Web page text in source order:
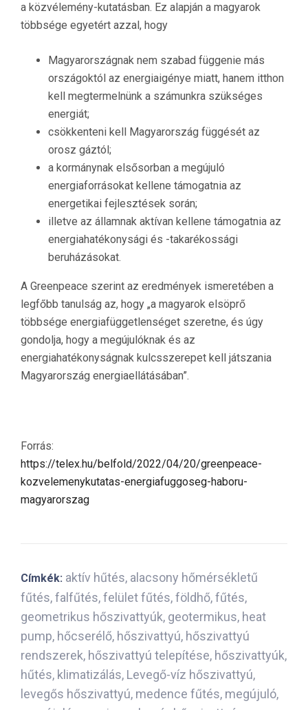
a közvélemény-kutatásban. Ez alapján a magyarok
többsége egyetért azzal, hogy
Magyarországnak nem szabad függenie más
országoktól az energiaigénye miatt, hanem itthon
kell megtermelnünk a számunkra szükséges
energiát;
csökkenteni kell Magyarország függését az
orosz gáztól;
a kormánynak elsősorban a megújuló
energiaforrásokat kellene támogatnia az
energetikai fejlesztések során;
illetve az államnak aktívan kellene támogatnia az
energiahatékonysági és -takarékossági
beruházásokat.
A Greenpeace szerint az eredmények ismeretében a
legfőbb tanulság az, hogy „a magyarok elsöprő
többsége energiafüggetlenséget szeretne, és úgy
gondolja, hogy a megújulóknak és az
energiahatékonyságnak kulcsszerepet kell játszania
Magyarország energiaellátásában”.
Forrás:
https://telex.hu/belfold/2022/04/20/greenpeace-
kozvelemenykutatas-energiafuggoseg-haboru-
magyarorszag
Címkék: aktív hűtés, alacsony hőmérsékletű
fűtés,falfűtés,felület fűtés,földhő,fűtés,
geometrikus hőszivattyúk, geotermikus, heat
pump, hőcserélő, hőszivattyú, hőszivattyú
rendszerek, hőszivattyú telepítése, hőszivattyúk,
hűtés, klimatizálás, Levegő-víz hőszivattyú,
levegős hőszivattyú, medence fűtés, megújuló,